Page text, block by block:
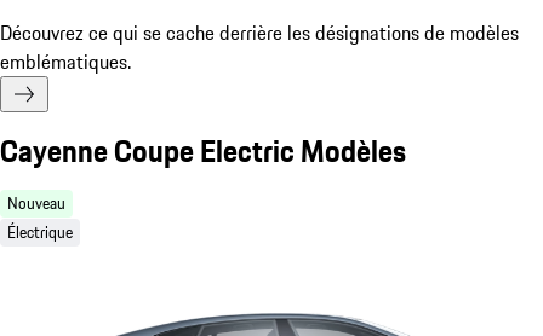
Découvrez ce qui se cache derrière les désignations de modèles
emblématiques.
Cayenne Coupe Electric Modèles
Nouveau
Électrique